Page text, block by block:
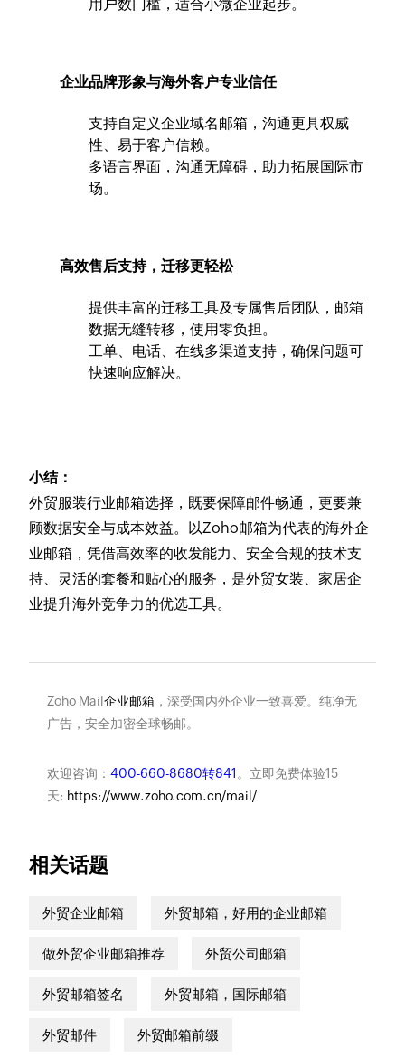
用户数门槛，适合小微企业起步。
企业品牌形象与海外客户专业信任
支持自定义企业域名邮箱，沟通更具权威
性、易于客户信赖。
多语言界面，沟通无障碍，助力拓展国际市
场。
高效售后支持，迁移更轻松
提供丰富的迁移工具及专属售后团队，邮箱
数据无缝转移，使用零负担。
工单、电话、在线多渠道支持，确保问题可
快速响应解决。
小结：
外贸服装行业邮箱选择，既要保障邮件畅通，更要兼
顾数据安全与成本效益。以Zoho邮箱为代表的海外企
业邮箱，凭借高效率的收发能力、安全合规的技术支
持、灵活的套餐和贴心的服务，是外贸女装、家居企
业提升海外竞争力的优选工具。
Zoho Mail企业邮箱，深受国内外企业一致喜爱。纯净无
广告，安全加密全球畅邮。
欢迎咨询： 400-660-8680转841 。立即免费体验15
天: https://www.zoho.com.cn/mail/
相关话题
外贸企业邮箱 外贸邮箱，好用的企业邮箱
做外贸企业邮箱推荐 外贸公司邮箱
外贸邮箱签名 外贸邮箱，国际邮箱
外贸邮件 外贸邮箱前缀